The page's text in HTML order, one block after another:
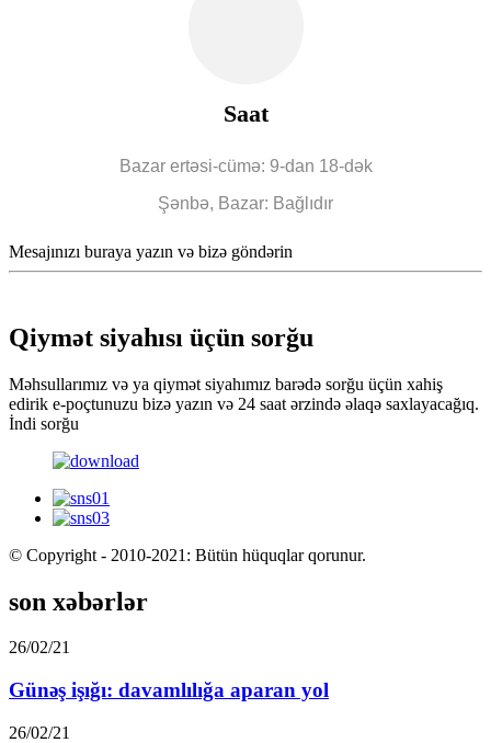
Saat
Bazar ertəsi-cümə: 9-dan 18-dək
Şənbə, Bazar: Bağlıdır
Mesajınızı buraya yazın və bizə göndərin
Qiymət siyahısı üçün sorğu
Məhsullarımız və ya qiymət siyahımız barədə sorğu üçün xahiş
edirik e-poçtunuzu bizə yazın və 24 saat ərzində əlaqə saxlayacağıq.
İndi sorğu
© Copyright - 2010-2021: Bütün hüquqlar qorunur.
son xəbərlər
26/02/21
Günəş işığı: davamlılığa aparan yol
26/02/21